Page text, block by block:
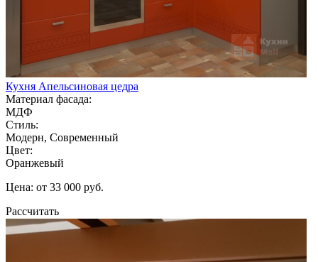
Кухня Апельсиновая цедра
Материал фасада:
МДФ
Стиль:
Модерн, Современный
Цвет:
Оранжевый
Цена: от 33 000 руб.
Рассчитать